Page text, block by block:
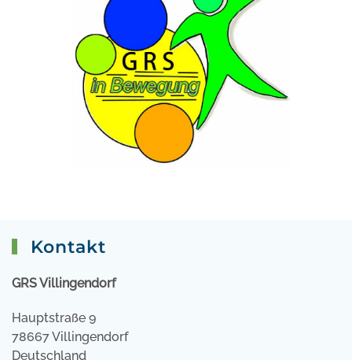
Kontakt
GRS Villingendorf
Hauptstraße 9
78667 Villingendorf
Deutschland